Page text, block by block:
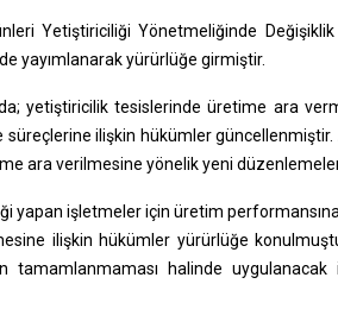
Yetiştiriciliği Yönetmeliğinde Değişiklik
yayımlanarak yürürlüğe girmiştir.
yetiştiricilik tesislerinde üretime ara
ilişkin hükümler güncellenmiştir.
ara verilmesine yönelik yeni
yapan işletmeler için üretim
ilişkin hükümler yürürlüğe
tamamlanmaması halinde